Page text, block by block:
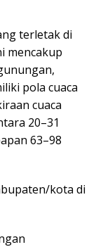
terletak di
mencakup
pola cuaca
cuaca
20–31
63–98
kota di